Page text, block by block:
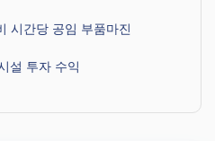
시간당 공임 부품마진
설 투자 수익